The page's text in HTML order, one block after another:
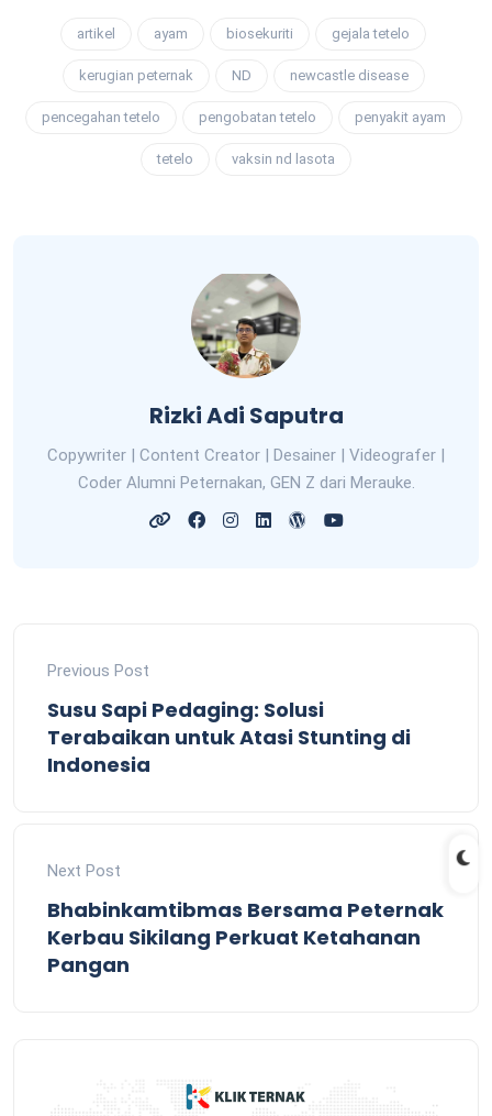
artikel ayam biosekuriti gejala tetelo
kerugian peternak ND newcastle disease
pencegahan tetelo pengobatan tetelo penyakit ayam
tetelo vaksin nd lasota
Rizki Adi Saputra
Copywriter | Content Creator | Desainer | Videografer |
Coder Alumni Peternakan, GEN Z dari Merauke.
Previous Post
Susu Sapi Pedaging: Solusi
Terabaikan untuk Atasi Stunting di
Indonesia
Next Post
Bhabinkamtibmas Bersama Peternak
Kerbau Sikilang Perkuat Ketahanan
Pangan